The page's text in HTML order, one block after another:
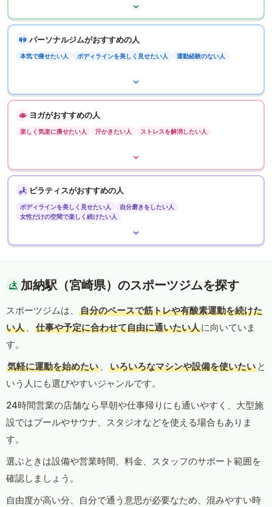
パーソナルジムがおすすめの人
本気で痩せたい人 ボディラインを美しく見せたい人 運動経験のない人
ヨガがおすすめの人
楽しく気楽に痩せたい人 汗かきたい人 ストレスを解消したい人
ピラティスがおすすめの人
ボディラインを美しく見せたい人
自分磨きをしたい人
女性だけの空間で楽しく続けたい人
加納駅（宮崎県）のスポーツジムを探す
スポーツジムは、
自分のペースで筋トレや有酸素運動を続けた
い人 、 仕事や予定に合わせて自由に通いたい人に向いていま
す。
気軽に運動を始めたい 、 いろいろなマシンや設備を使いたい と
いう人にも選びやすいジャンルです。
24時間営業の店舗なら早朝や仕事帰りにも通いやすく、大型施
設ではプールやサウナ、スタジオなどを使える場合もありま
す。
選ぶときは設備や営業時間、料金、スタッフのサポート範囲を
確認しましょう。
自由度が高い分、自分で通う意思が必要なため、混みやすい時